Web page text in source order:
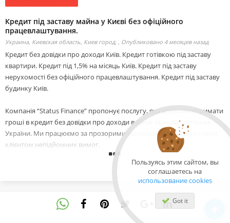
Пользуясь этим сайтом, вы
соглашаетесь на
использование cookies
Got it
Кредит під заставу майна у Києві без офіційного
працевлаштування.
Украина, Киевская область, Киев город, , Опубликовано 4 месяцев назад
Кредит без довідки про доходи Київ. Кредит готівкою під заставу
квартири. Кредит під 1,5% на місяць Київ. Кредит під заставу
нерухомості без офіційного працевлаштування. Кредит під заставу
будинку Київ.
Компанія “Status Finance” пропонує послугу, яка дозволяє отримати
гроші в кредит без довідки про доходи в Києві та інших регіонах
України. Ми працюємо за прозорими умовами і не ставимо перед
клієнтом непідйомних вимог.
-Сума кредиту: від 20 000 до 20 000 000 грн
-Видаємо до 80% від ринкової вартості об'єкта
-Фіксована ставка 1,5% на місяць
-Гнучкий термін кредитування від 3 до 84 місяців